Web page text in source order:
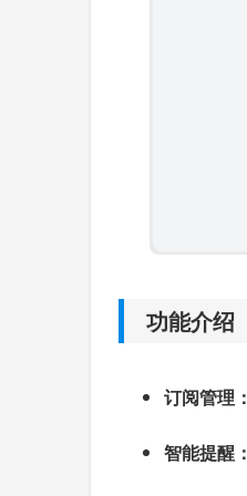
功能介绍
订阅管理：
智能提醒：